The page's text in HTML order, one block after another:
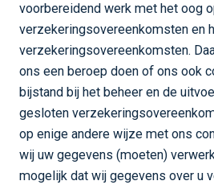
voorbereidend werk met het oog
verzekeringsovereenkomsten en
verzekeringsovereenkomsten.
ons een beroep doen of ons ook
bijstand bij het beheer en de
gesloten
op enige andere wijze met ons
wij uw gegevens (moeten)
mogelijk dat wij gegevens over u